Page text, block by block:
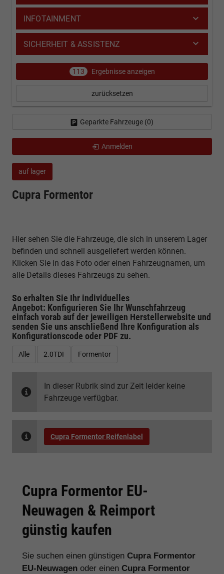
auf lager
Cupra Formentor
Hier sehen Sie die Fahrzeuge, die sich in unserem Lager
befinden und schnell ausgeliefert werden können.
Klicken Sie in das Foto oder einen Fahrzeugnamen, um
alle Details dieses Fahrzeugs zu sehen.
So erhalten Sie Ihr individuelles
Angebot: Konfigurieren Sie Ihr Wunschfahrzeug
einfach vorab auf der jeweiligen Herstellerwebsite und
senden Sie uns anschließend Ihre Konfiguration als
Konfigurationscode oder PDF zu.
Alle 2.0TDI Formentor
In dieser Rubrik sind zur Zeit leider keine
Fahrzeuge verfügbar.
Cupra Formentor Reifenlabel
Cupra Formentor EU-
Neuwagen & Reimport
günstig kaufen
Sie suchen einen günstigen Cupra Formentor
EU-Neuwagen oder einen Cupra Formentor
INFOTAINMENT
SICHERHEIT & ASSISTENZ
113 Ergebnisse anzeigen
zurücksetzen
Geparkte Fahrzeuge (0)
Anmelden